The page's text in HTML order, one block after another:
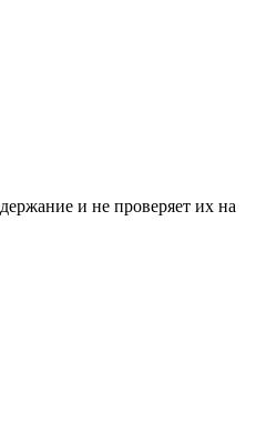
и не проверяет их на